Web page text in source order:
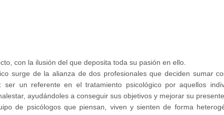
con la ilusión del que deposita toda su pasión en ello.
surge de la alianza de dos profesionales que deciden sumar
un referente en el tratamiento psicológico por aquellos
ayudándoles a conseguir sus objetivos y mejorar su presente.
de psicólogos que piensan, viven y sienten de forma